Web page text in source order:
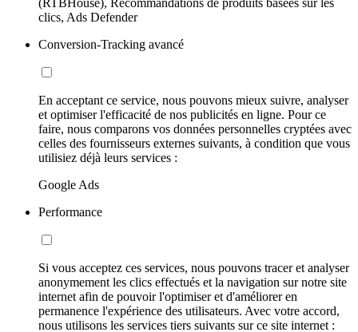
(RTBHouse), Recommandations de produits basées sur les
clics, Ads Defender
Conversion-Tracking avancé
En acceptant ce service, nous pouvons mieux suivre, analyser
et optimiser l'efficacité de nos publicités en ligne. Pour ce
faire, nous comparons vos données personnelles cryptées avec
celles des fournisseurs externes suivants, à condition que vous
utilisiez déjà leurs services :
Google Ads
Performance
Si vous acceptez ces services, nous pouvons tracer et analyser
anonymement les clics effectués et la navigation sur notre site
internet afin de pouvoir l'optimiser et d'améliorer en
permanence l'expérience des utilisateurs. Avec votre accord,
nous utilisons les services tiers suivants sur ce site internet :